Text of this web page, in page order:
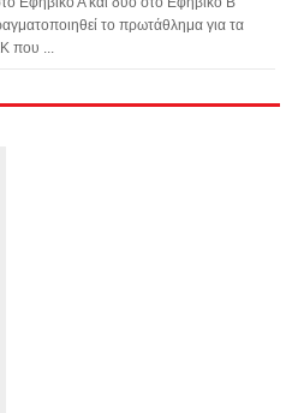
το πρωτάθλημα για τα
που ...